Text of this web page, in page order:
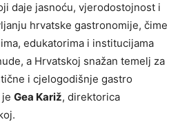
daje jasnoću, vjerodostojnost i
hrvatske gastronomije, čime
edukatorima i institucijama
a Hrvatskoj snažan temelj za
i cjelogodišnje gastro
Gea Kariž, direktorica